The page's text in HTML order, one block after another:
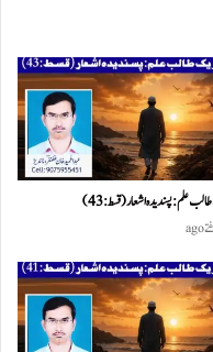
علم: پسندیدہ اشعار (قسط:43)